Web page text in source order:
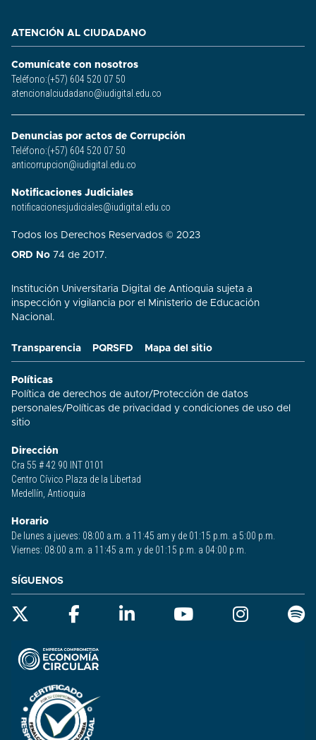
Transparencia PQRSFD Mapa del sitio
Políticas
Política de derechos de autor/ Protección de datos
personales/ Políticas de privacidad y condiciones de uso del
sitio​
Dirección
Cra 55 # 42 90 INT 0101
Centro Cívico Plaza de la Libertad
Medellín, Antioquia
Horario
De lunes a jueves: 08:00 a.m. a 11:45 am y de 01:15 p.m. a 5:00 p.m.
Viernes: 08:00 a.m. a 11:45 a.m. y de 01:15 p.m. a 04:00 p.m.
ATENCIÓN AL CIUDADANO
Comunícate con nosotros
Teléfono:(+57) 604 520 07 50
atencionalciudadano@iudigital.edu.co
Denuncias por actos de Corrupción
Teléfono:(+57) 604 520 07 50
anticorrupcion@iudigital.edu.co
Notificaciones Judiciales
notificacionesjudiciales@iudigital.edu.co
Todos los Derechos Reservados © 2023
ORD No 74 de 2017.
Institución Universitaria Digital de Antioquia sujeta a
inspección y vigilancia por el Ministerio de Educación
Nacional.
SÍGUENOS